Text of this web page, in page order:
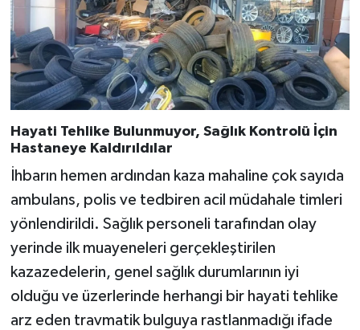
Hayati Tehlike Bulunmuyor, Sağlık Kontrolü İçin
Hastaneye Kaldırıldılar
İhbarın hemen ardından kaza mahaline çok sayıda
ambulans, polis ve tedbiren acil müdahale timleri
yönlendirildi. Sağlık personeli tarafından olay
yerinde ilk muayeneleri gerçekleştirilen
kazazedelerin, genel sağlık durumlarının iyi
olduğu ve üzerlerinde herhangi bir hayati tehlike
arz eden travmatik bulguya rastlanmadığı ifade